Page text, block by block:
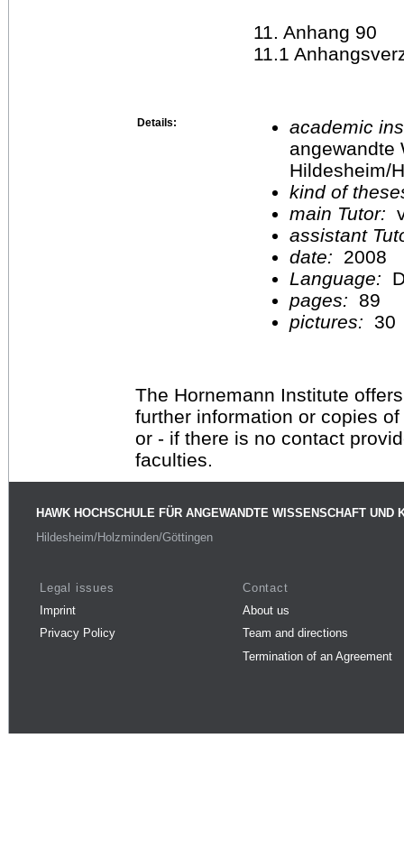
11. Anhang 90
11.1
Details:
academic
angewandte
Hildesheim/
kind of
main Tutor:
assistant
date:
2008
Language:
pages:
89
pictures: 30
The Hornemann Institute
further information or copies
or - if there is no contact
faculties.
HAWK HOCHSCHULE FÜR ANGEWANDTE WISSENSCHAFT UND
Hildesheim/Holzminden/Göttingen
Legal issues
Imprint
Privacy Policy
Contact
About us
Team and directions
Termination of an Agreement